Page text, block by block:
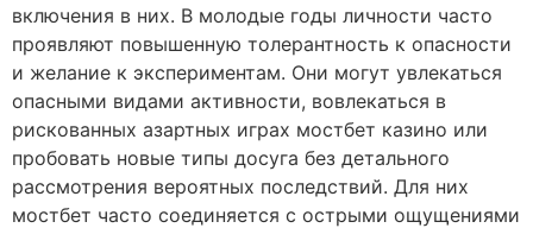
включения в них. В молодые годы личности часто
проявляют повышенную толерантность к опасности
и желание к экспериментам. Они могут увлекаться
опасными видами активности, вовлекаться в
рискованных азартных играх мостбет казино или
пробовать новые типы досуга без детального
рассмотрения вероятных последствий. Для них
мостбет часто соединяется с острыми ощущениями